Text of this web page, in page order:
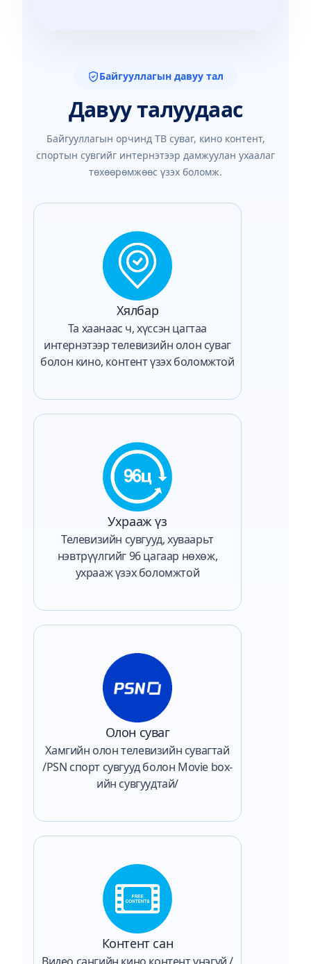
Байгууллагын давуу тал
Давуу талуудаас
Байгууллагын орчинд ТВ суваг, кино контент,
спортын сувгийг интернэтээр дамжуулан ухаалаг
төхөөрөмжөөс үзэх боломж.
Хялбар
Та хаанаас ч, хүссэн цагтаа
интернэтээр телевизийн олон суваг
болон кино, контент үзэх боломжтой
Ухрааж үз
Телевизийн сувгууд, хуваарьт
нэвтрүүлгийг 96 цагаар нөхөж,
ухрааж үзэх боломжтой
Олон суваг
Хамгийн олон телевизийн сувагтай
/PSN спорт сувгууд болон Movie box-
ийн сувгуудтай/
Контент сан